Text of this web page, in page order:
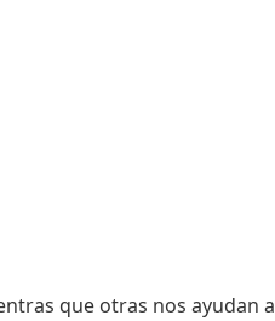
que otras nos ayudan